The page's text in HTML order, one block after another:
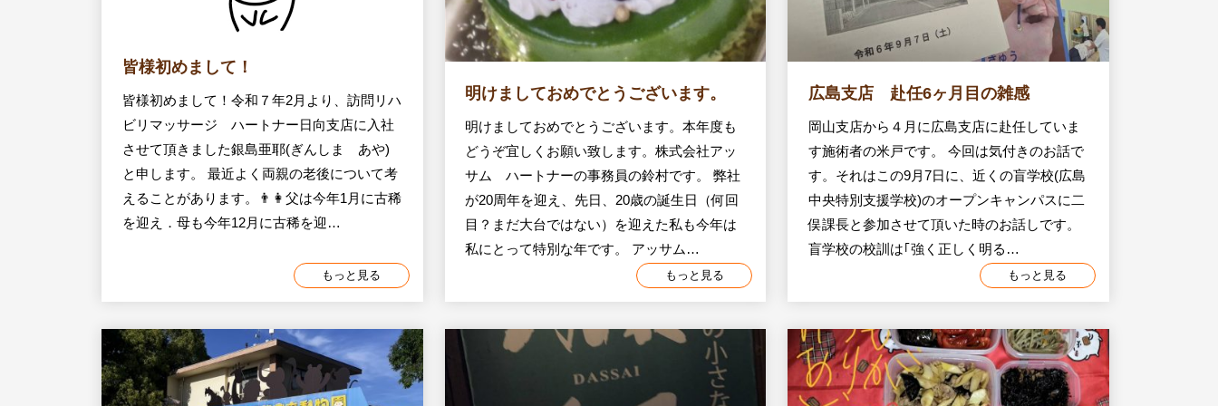
皆様初めまして！
皆様初めまして！令和７年2月より、訪問リハ
ビリマッサージ ハートナー日向支店に入社
させて頂きました銀島亜耶(ぎんしま あや)
と申します。 最近よく両親の老後について考
えることがあります。👨👩父は今年1月に古稀
を迎え．母も今年12月に古稀を迎…
もっと見る
明けましておめでとうございます。
明けましておめでとうございます。本年度も
どうぞ宜しくお願い致します。株式会社アッ
サム ハートナーの事務員の鈴村です。 弊社
が20周年を迎え、先日、20歳の誕生日（何回
目？まだ大台ではない）を迎えた私も今年は
私にとって特別な年です。 アッサム…
もっと見る
広島支店 赴任6ヶ月目の雑感
岡山支店から４月に広島支店に赴任していま
す施術者の米戸です。 今回は気付きのお話で
す。それはこの9月7日に、近くの盲学校(広島
中央特別支援学校)のオープンキャンパスに二
俣課長と参加させて頂いた時のお話しです。
盲学校の校訓は｢強く正しく明る…
もっと見る